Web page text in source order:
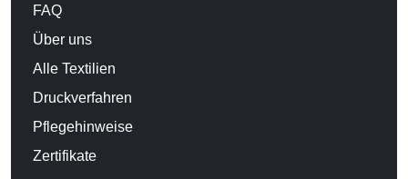
FAQ
Über uns
Alle Textilien
Druckverfahren
Pflegehinweise
Zertifikate